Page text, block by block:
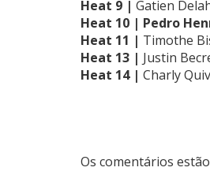
Heat 9 | Gatien
Heat 10 | Pedro
Heat 11 | Timothe
Heat 13 | Justin
Heat 14 | Charly
Os comentários